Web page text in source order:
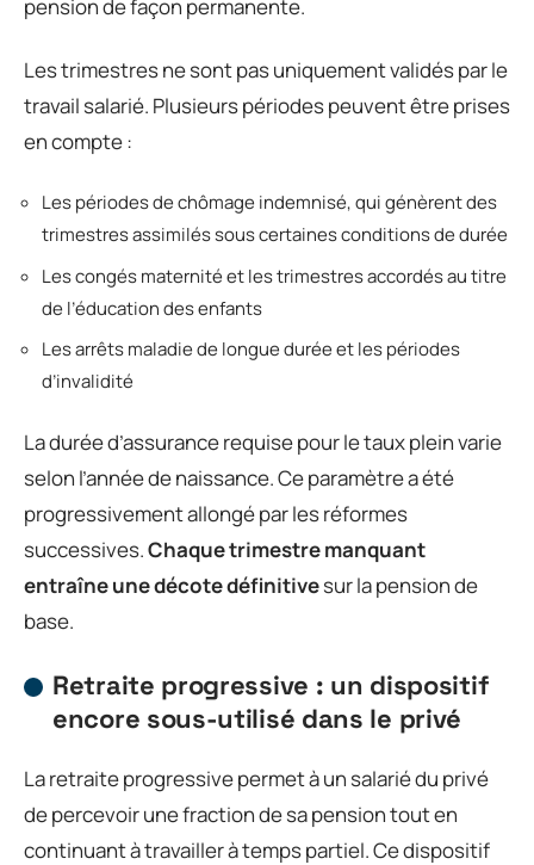
pension de façon permanente.
Les trimestres ne sont pas uniquement validés par le
travail salarié. Plusieurs périodes peuvent être prises
en compte :
Les périodes de chômage indemnisé, qui génèrent des
trimestres assimilés sous certaines conditions de durée
Les congés maternité et les trimestres accordés au titre
de l’éducation des enfants
Les arrêts maladie de longue durée et les périodes
d’invalidité
La durée d’assurance requise pour le taux plein varie
selon l’année de naissance. Ce paramètre a été
progressivement allongé par les réformes
successives.Chaque trimestre manquant
entraîne une décote définitivesur la pension de
base.
Retraite progressive : un dispositif
encore sous-utilisé dans le privé
La retraite progressive permet à un salarié du privé
de percevoir une fraction de sa pension tout en
continuant à travailler à temps partiel. Ce dispositif